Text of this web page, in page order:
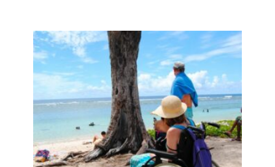
BEHANDI est une agence de voyage
dédiée aux personnes en situation
de handicap.